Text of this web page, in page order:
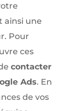
ainsi une
Pour
ces
contacter
Ads. En
de vos